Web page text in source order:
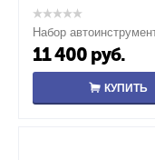
Набор
11 400 руб.
КУПИТЬ